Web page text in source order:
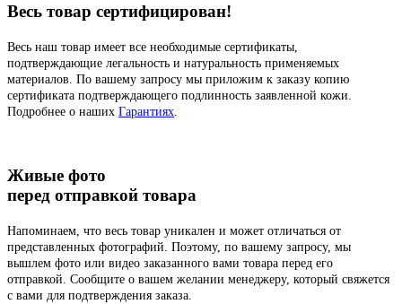
Весь товар сертифицирован!
Весь наш товар имеет все необходимые сертификаты,
подтверждающие легальность и натуральность применяемых
материалов. По вашему запросу мы приложим к заказу копию
сертификата подтверждающего подлинность заявленной кожи.
Подробнее о наших Гарантиях
Живые фото
перед отправкой товара
Напоминаем, что весь товар уникален и может отличаться от
представленных фотографий. Поэтому, по вашему запросу, мы
вышлем фото или видео заказанного вами товара перед его
отправкой. Сообщите о вашем желании менеджеру, который свяжется
с вами для подтверждения заказа.